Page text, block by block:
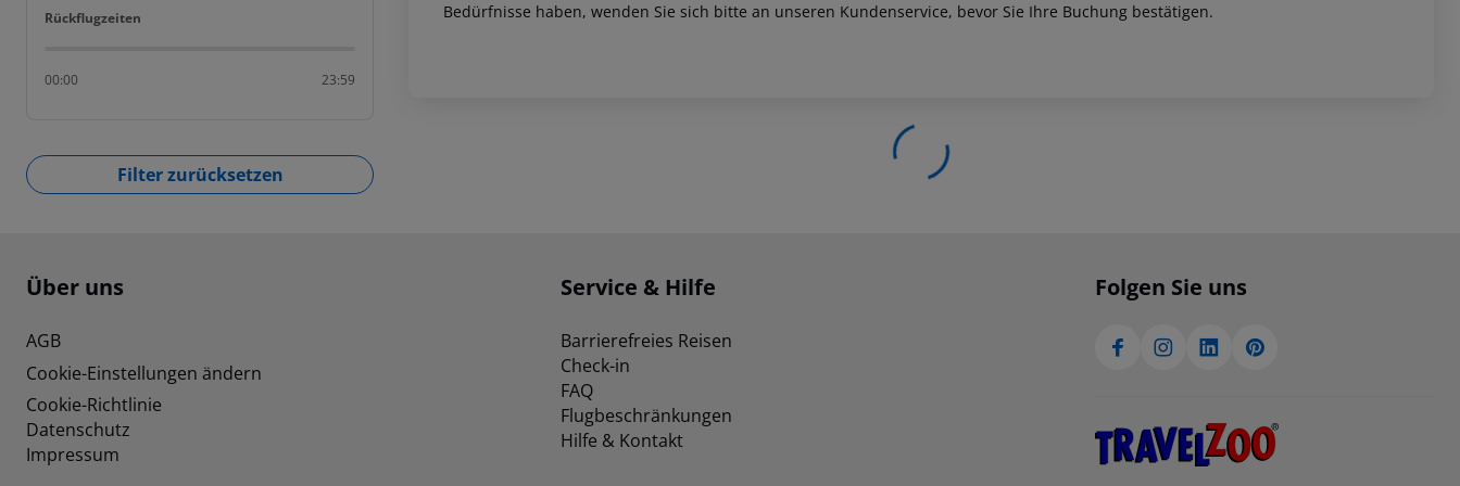
Rückflugzeiten
Rückflugzeiten
00:00 23:59
Filter zurücksetzen
Bedürfnisse haben, wenden Sie sich bitte an unseren Kundenservice, bevor Sie Ihre Buchung bestätigen.
Footer navigation
Über uns
AGB
Cookie-Einstellungen ändern
Cookie-Richtlinie
Datenschutz
Impressum
Service & Hilfe
Barrierefreies Reisen
Check-in
FAQ
Flugbeschränkungen
Hilfe & Kontakt
Folgen Sie uns